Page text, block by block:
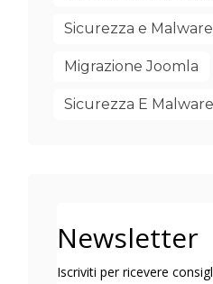
Sicurezza e Malware
Migrazione Joomla
Sicurezza E Malware
Newsletter
Iscriviti per ricevere